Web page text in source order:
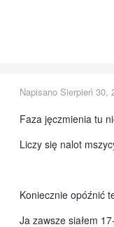
Napisano Sierpień 30,
Faza jęczmienia tu
Liczy się nalot
Koniecznie opóźnić
Ja zawsze siałem